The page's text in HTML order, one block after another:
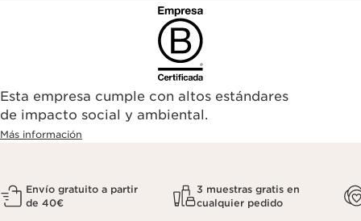
Esta empresa cumple con altos estándares
de impacto social y ambiental.
Más información
Envío gratuito a partir
de 40€
3 muestras gratis en
cualquier pedido